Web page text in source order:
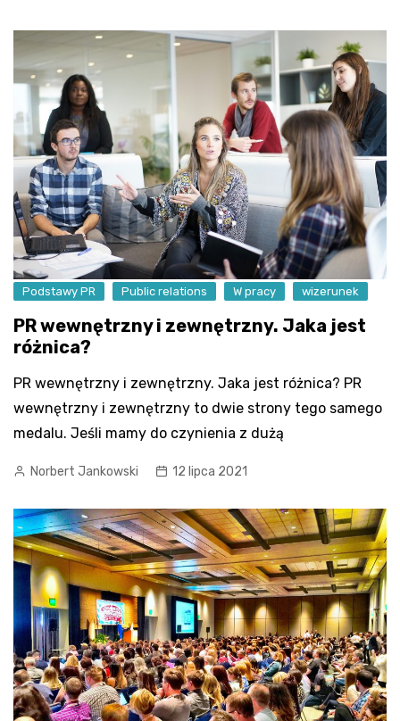
Podstawy PR Public relations W pracy wizerunek
PR wewnętrzny i zewnętrzny. Jaka jest
różnica?
PR wewnętrzny i zewnętrzny. Jaka jest różnica? PR
wewnętrzny i zewnętrzny to dwie strony tego samego
medalu. Jeśli mamy do czynienia z dużą
Norbert Jankowski 12 lipca 2021